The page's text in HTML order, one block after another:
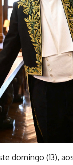
domingo (13),